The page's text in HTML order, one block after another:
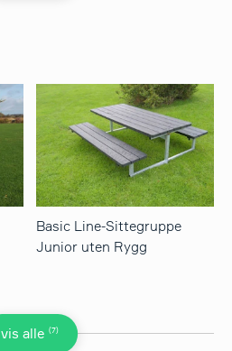
vis alle (7)
Basic Line-Sittegruppe
Junior uten Rygg